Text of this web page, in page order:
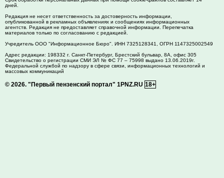
дней.
Редакция не несет ответственность за достоверность информации,
опубликованной в рекламных объявлениях и сообщениях информационных
агентств. Редакция не предоставляет справочной информации. Перепечатка
материалов только по согласованию с редакцией.
Учредитель ООО "Информационное Бюро". ИНН 7325128341, ОГРН 1147325002549
Адрес редакции: 198332 г. Санкт-Петербург, Брестский бульвар, 8А, офис 305
Свидетельство о регистрации СМИ ЭЛ № ФС 77 – 75998 выдано 13.06.2019г.
Федеральной службой по надзору в сфере связи, информационных технологий и
массовых коммуникаций
© 2026. "Первый пензенский портал" 1PNZ.RU 18+